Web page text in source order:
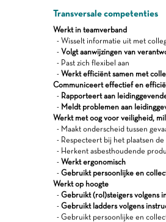
Transversale competenties
Werkt in teamverband
- Wisselt informatie uit met
- Volgt aanwijzingen van
- Past zich flexibel aan
- Werkt efficiënt samen met
Communiceert effectief en
- Rapporteert aan
- Meldt problemen aan
Werkt met oog voor veiligheid,
- Maakt onderscheid tussen
- Respecteert bij het plaatsen
- Herkent asbesthoudende
- Werkt ergonomisch
- Gebruikt persoonlijke en
Werkt op hoogte
- Gebruikt (rol)steigers volgens
- Gebruikt ladders volgens
- Gebruikt persoonlijke en